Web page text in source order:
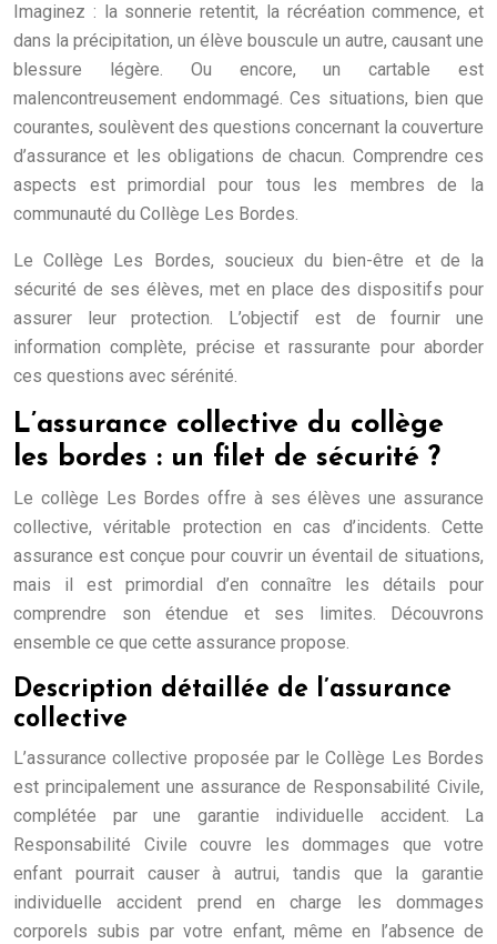
Imaginez : la sonnerie retentit, la récréation commence, et
dans la précipitation, un élève bouscule un autre, causant une
blessure légère. Ou encore, un cartable est
malencontreusement endommagé. Ces situations, bien que
courantes, soulèvent des questions concernant la couverture
d’assurance et les obligations de chacun. Comprendre ces
aspects est primordial pour tous les membres de la
communauté du Collège Les Bordes.
Le Collège Les Bordes, soucieux du bien-être et de la
sécurité de ses élèves, met en place des dispositifs pour
assurer leur protection. L’objectif est de fournir une
information complète, précise et rassurante pour aborder
ces questions avec sérénité.
L’assurance collective du collège
les bordes : un filet de sécurité ?
Le collège Les Bordes offre à ses élèves une assurance
collective, véritable protection en cas d’incidents. Cette
assurance est conçue pour couvrir un éventail de situations,
mais il est primordial d’en connaître les détails pour
comprendre son étendue et ses limites. Découvrons
ensemble ce que cette assurance propose.
Description détaillée de l’assurance
collective
L’assurance collective proposée par le Collège Les Bordes
est principalement une assurance de Responsabilité Civile,
complétée par une garantie individuelle accident. La
Responsabilité Civile couvre les dommages que votre
enfant pourrait causer à autrui, tandis que la garantie
individuelle accident prend en charge les dommages
corporels subis par votre enfant, même en l’absence de